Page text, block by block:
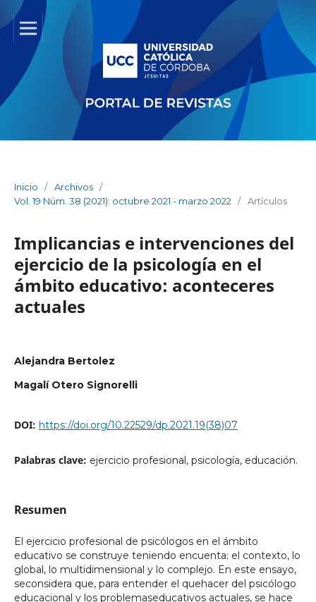
Inicio / Archivos /
Vol. 19 Núm. 38 (2021): octubre 2021 - marzo 2022
/ Artículos
Implicancias e intervenciones del
ejercicio de la psicología en el
ámbito educativo: aconteceres
actuales
Alejandra Bertolez
Magalí Otero Signorelli
DOI: https://doi.org/10.22529/dp.2021.19(38)07
Palabras clave: ejercicio profesional, psicología, educación.
Resumen
El ejercicio profesional de psicólogos en el ámbito
educativo se construye teniendo encuenta: el contexto, lo
global, lo multidimensional y lo complejo. En este ensayo,
seconsidera que, para entender el quehacer del psicólogo
educacional y los problemaseducativos actuales, se hace